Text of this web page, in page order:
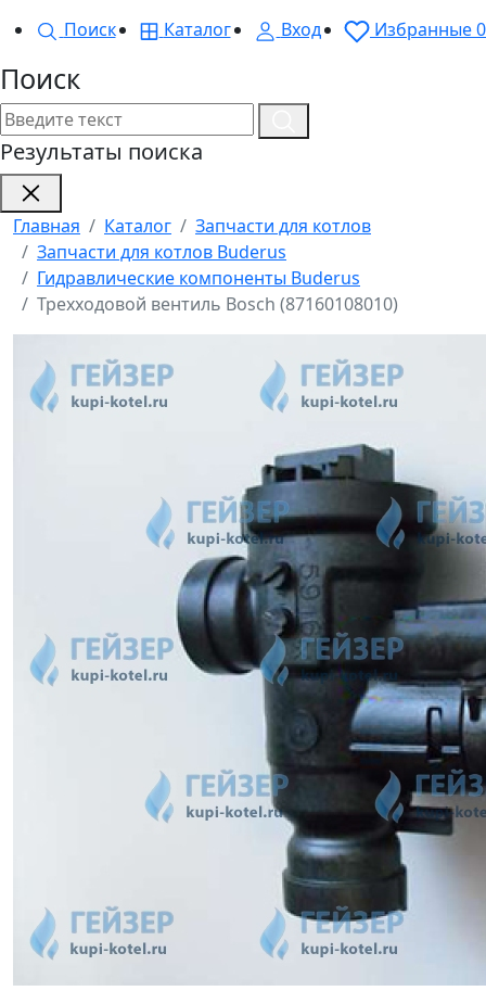
Поиск
Каталог Вход Избранные0
Поиск
Результаты поиска
Главная Каталог
Запчасти для котлов
Запчасти для котлов Buderus
Гидравлические компоненты Buderus
Трехходовой вентиль Bosch (87160108010)